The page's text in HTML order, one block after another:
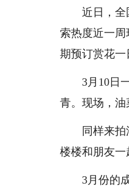
近日，全
索热度近一周
期预订赏花一
3月10日
青。现场，油
同样来
楼楼和朋友一
3月份的